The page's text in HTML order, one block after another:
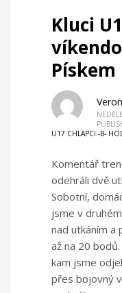
Kluci
Pískem
U17 CHLAPCI -B-
Komentář
odehráli dvě
Sobotní,
jsme v
nad utkáním a
až na 20
kam jsme
přes bojovný